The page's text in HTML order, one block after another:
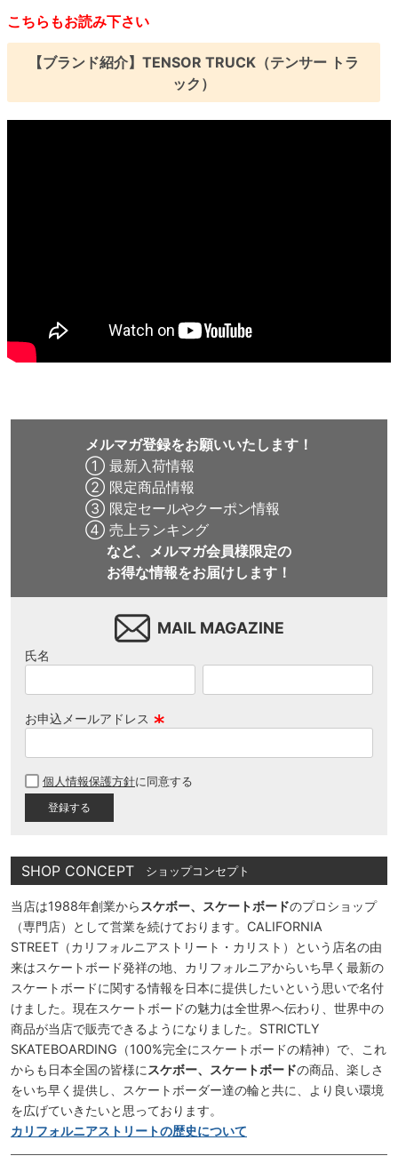
こちらもお読み下さい
【ブランド紹介】TENSOR TRUCK（テンサー トラ
ック）
メルマガ登録をお願いいたします！
① 最新入荷情報
② 限定商品情報
③ 限定セールやクーポン情報
④ 売上ランキング
など、メルマガ会員様限定の
お得な情報をお届けします！
MAIL MAGAZINE
氏名
お申込メールアドレス
須
個人情報保護方針に同意する
SHOP CONCEPT ショップコンセプト
当店は1988年創業から スケボー、スケートボードのプロショップ
（専門店）として営業を続けております。CALIFORNIA
STREET（カリフォルニアストリート・カリスト）という店名の由
来はスケートボード発祥の地、カリフォルニアからいち早く最新の
スケートボードに関する情報を日本に提供したいという思いで名付
けました。現在スケートボードの魅力は全世界へ伝わり、世界中の
商品が当店で販売できるようになりました。STRICTLY
SKATEBOARDING（100%完全にスケートボードの精神）で、これ
からも日本全国の皆様に スケボー、スケートボードの商品、楽しさ
をいち早く提供し、スケートボーダー達の輪と共に、より良い環境
を広げていきたいと思っております。
カリフォルニアストリートの歴史について